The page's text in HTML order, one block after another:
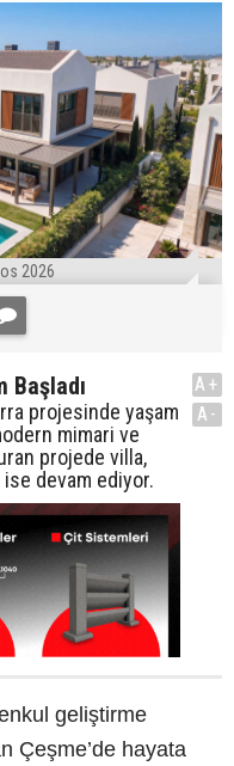
2026
Başladı
projesinde yaşam
mimari ve
projede villa,
ise devam ediyor.
A+
A-
geliştirme
Çeşme’de hayata